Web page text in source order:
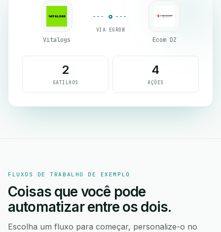
Vitalogs
VIA EGROW
Ecom DZ
2
GATILHOS
4
AÇÕES
FLUXOS DE TRABALHO DE EXEMPLO
Coisas que você pode
automatizar entre os dois.
Escolha um fluxo para começar, personalize-o no